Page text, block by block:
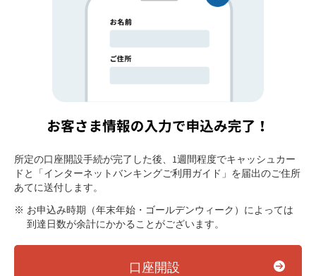
所定の口座開設手続が完了した後、1週間程度でキャッシュカー
ドと「インターネットバンキングご利用ガイド」を届出のご住所
あてに送付します。
お申込み時期（年末年始・ゴールデンウィーク）によっては
到達日数が余計にかかることがございます。
口座開設